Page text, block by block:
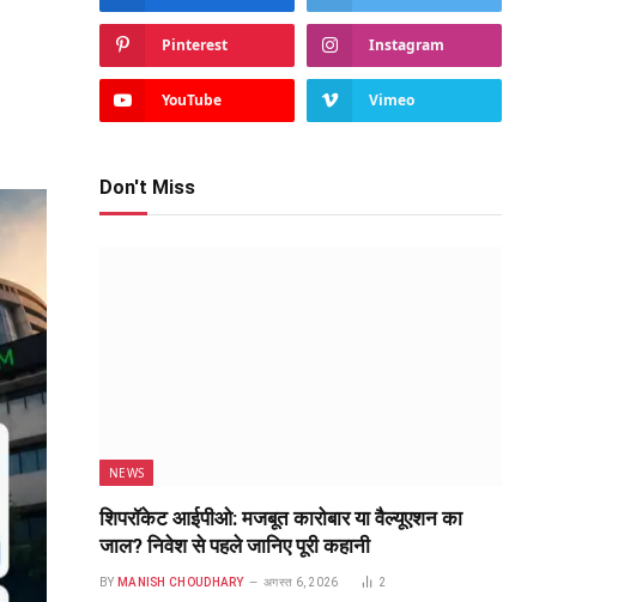
Pinterest Instagram
YouTube Vimeo
Don't Miss
NEWS
शिपरॉकेट आईपीओ: मजबूत कारोबार या वैल्यूएशन का
जाल? निवेश से पहले जानिए पूरी कहानी
BY MANISH CHOUDHARY अगस्त 6, 2026 2